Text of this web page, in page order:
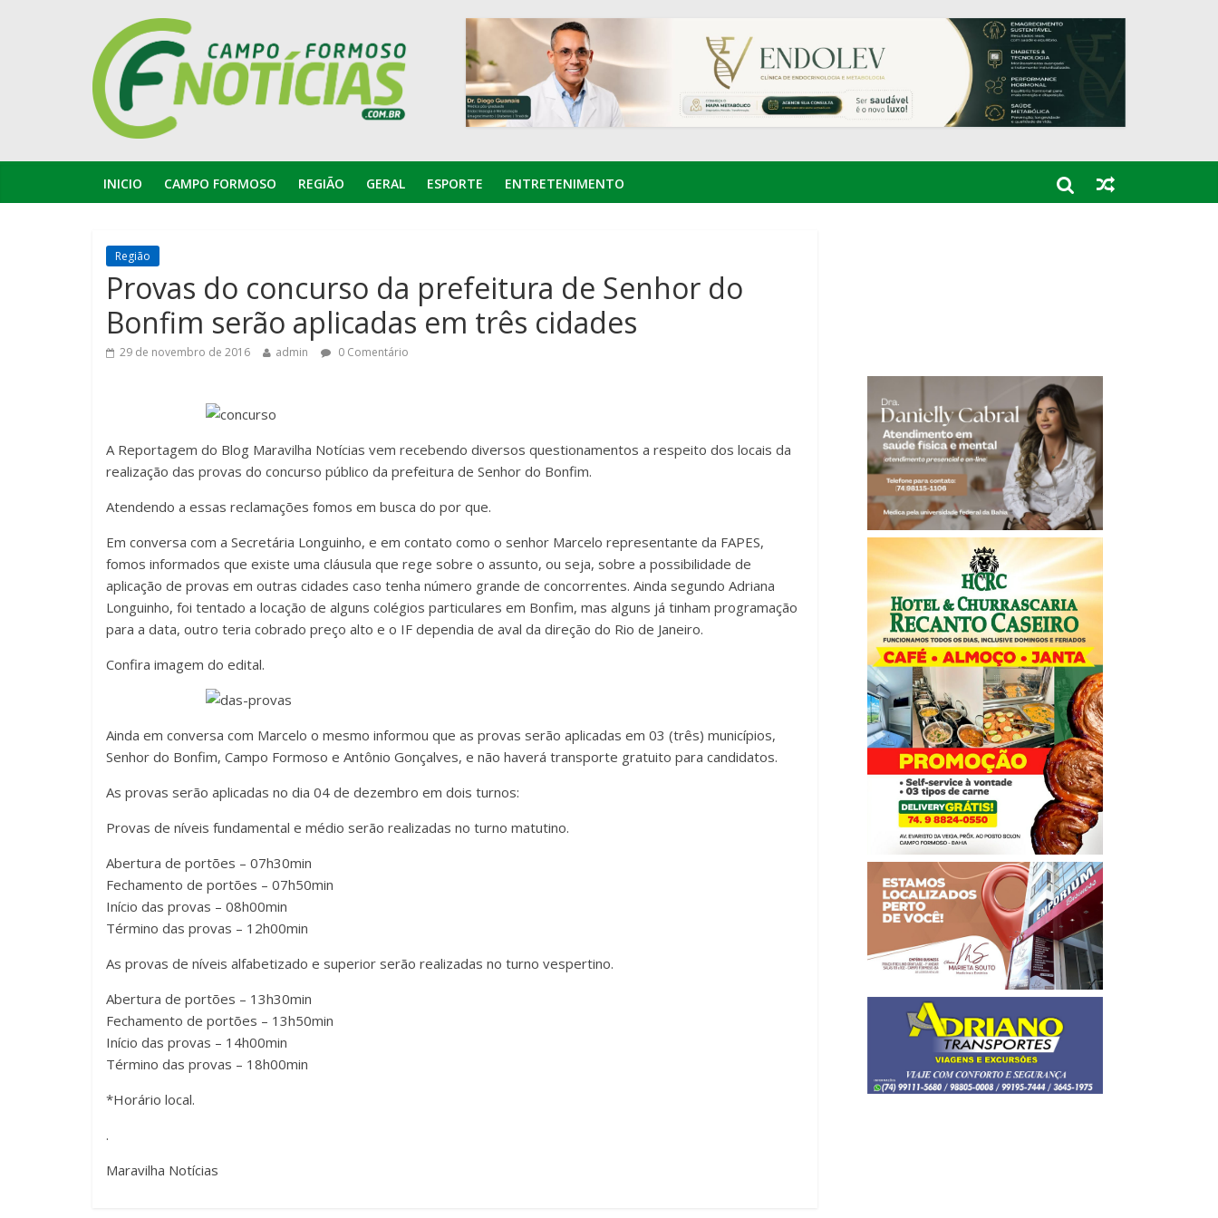
INICIO CAMPO FORMOSO REGIÃO GERAL ESPORTE ENTRETENIMENTO
Região
Provas do concurso da prefeitura de Senhor do
Bonfim serão aplicadas em três cidades
29 de novembro de 2016 admin 0 Comentário
A Reportagem do Blog Maravilha Notícias vem recebendo diversos questionamentos a respeito dos locais da
realização das provas do concurso público da prefeitura de Senhor do Bonfim.
Atendendo a essas reclamações fomos em busca do por que.
Em conversa com a Secretária Longuinho, e em contato como o senhor Marcelo representante da FAPES,
fomos informados que existe uma cláusula que rege sobre o assunto, ou seja, sobre a possibilidade de
aplicação de provas em outras cidades caso tenha número grande de concorrentes. Ainda segundo Adriana
Longuinho, foi tentado a locação de alguns colégios particulares em Bonfim, mas alguns já tinham programação
para a data, outro teria cobrado preço alto e o IF dependia de aval da direção do Rio de Janeiro.
Confira imagem do edital.
Ainda em conversa com Marcelo o mesmo informou que as provas serão aplicadas em 03 (três) municípios,
Senhor do Bonfim, Campo Formoso e Antônio Gonçalves, e não haverá transporte gratuito para candidatos.
As provas serão aplicadas no dia 04 de dezembro em dois turnos:
Provas de níveis fundamental e médio serão realizadas no turno matutino.
Abertura de portões – 07h30min
Fechamento de portões – 07h50min
Início das provas – 08h00min
Término das provas – 12h00min
As provas de níveis alfabetizado e superior serão realizadas no turno vespertino.
Abertura de portões – 13h30min
Fechamento de portões – 13h50min
Início das provas – 14h00min
Término das provas – 18h00min
*Horário local.
.
Maravilha Notícias